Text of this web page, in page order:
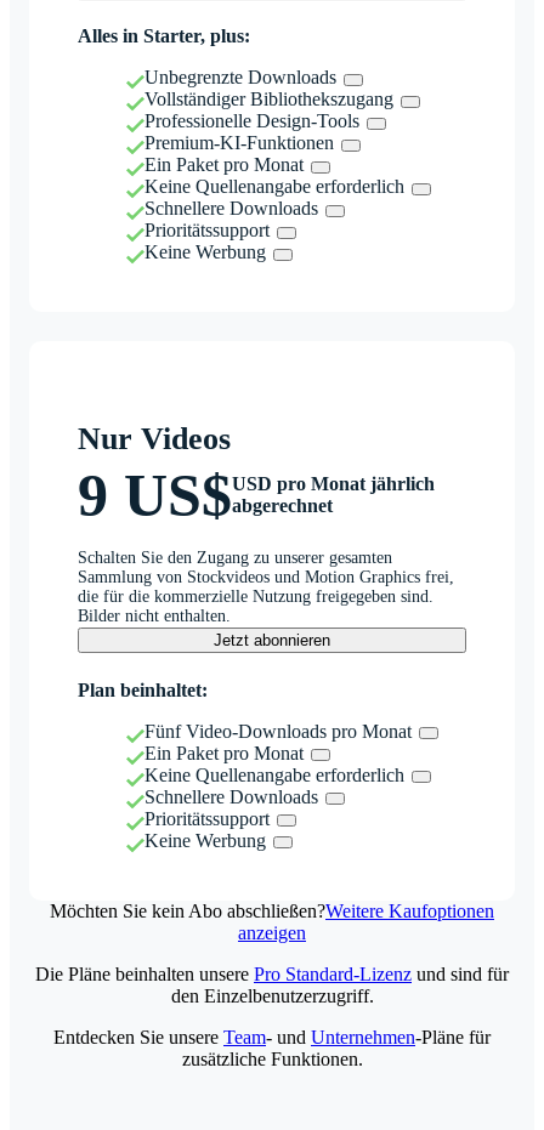
Alles in Starter, plus:
Unbegrenzte Downloads
Vollständiger Bibliothekszugang
Professionelle Design-Tools
Premium-KI-Funktionen
Ein Paket pro Monat
Keine Quellenangabe erforderlich
Schnellere Downloads
Prioritätssupport
Keine Werbung
Nur Videos
9 US$USD pro Monat jährlich
abgerechnet
Schalten Sie den Zugang zu unserer gesamten
Sammlung von Stockvideos und Motion Graphics frei,
die für die kommerzielle Nutzung freigegeben sind.
Bilder nicht enthalten.
Jetzt abonnieren
Plan beinhaltet:
Fünf Video-Downloads pro Monat
Ein Paket pro Monat
Keine Quellenangabe erforderlich
Schnellere Downloads
Prioritätssupport
Keine Werbung
Möchten Sie kein Abo abschließen?Weitere Kaufoptionen
anzeigen
Die Pläne beinhalten unsere Pro Standard-Lizenz und sind für
den Einzelbenutzerzugriff.
Entdecken Sie unsere Team- und Unternehmen-Pläne für
zusätzliche Funktionen.